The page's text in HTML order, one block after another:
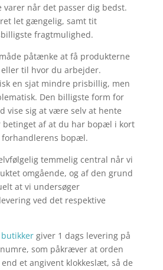
når det passer dig bedst.
let gængelig, samt tit
fragtmulighed.
påtænke at få produkterne
til hvor du arbejder.
en sjat mindre prisbillig, men
Den billigste form for
vise sig at være selv at hente
betinget af at du har bopæl i kort
bopæl.
temmelig central når vi
omgående, og af den grund
at vi undersøger
ved det respektive
giver 1 dags levering på
som påkræver at orden
et angivent klokkeslæt, så de